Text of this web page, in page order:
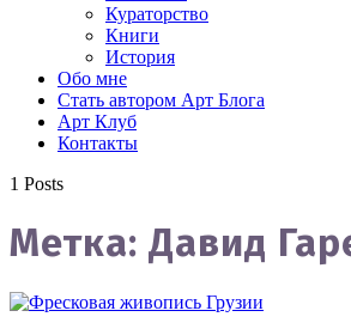
Кураторство
Книги
История
Обо мне
Стать автором Арт Блога
Арт Клуб
Контакты
1 Posts
Метка: Давид